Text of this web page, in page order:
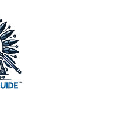
המדריך